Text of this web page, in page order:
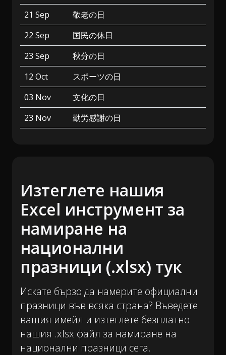
21 Sep
敬老の日
22 Sep
国民の休日
23 Sep
秋分の日
12 Oct
スポーツの日
03 Nov
文化の日
23 Nov
勤労感謝の日
Изтеглете нашия
Excel инструмент за
намиране на
национални
празници (.xlsx) тук
Искате бързо да намерите официални
празници във всяка страна? Въведете
вашия имейл и изтеглете безплатно
нашия .xlsx файл за намиране на
национални празници сега.